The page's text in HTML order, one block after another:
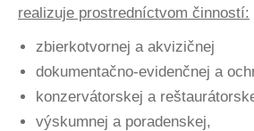
realizuje prostredníctvom činností:
zbierkotvornej a akvizičnej
dokumentačno-evidenčnej a
konzervátorskej a
výskumnej a poradenskej,